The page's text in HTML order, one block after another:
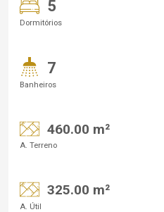
5
Dormitórios
7
Banheiros
460.00 m²
A. Terreno
325.00 m²
A. Útil